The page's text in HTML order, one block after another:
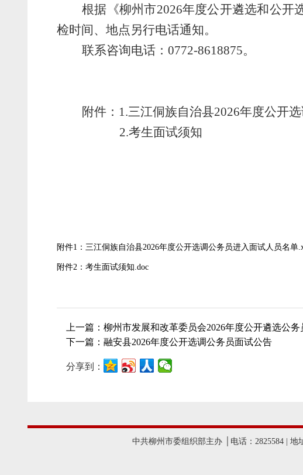
根据 《柳州市2026年度公开遴选和公开
检时间、地点另行电话通知。
联系咨询电话： 0772-8618875。
附件 ： 1.三江侗族自治县2026年度公开
2.考生面试须知
附件1：三江侗族自治县2026年度公开选调公务员进入面试人员名单
附件2：考生面试须知.doc
上一篇：柳州市发展和改革委员会2026年度公开遴选公
下一篇：融安县2026年度公开选调公务员面试公告
分享到：
中共柳州市委组织部主办 │电话：2825584 | 地